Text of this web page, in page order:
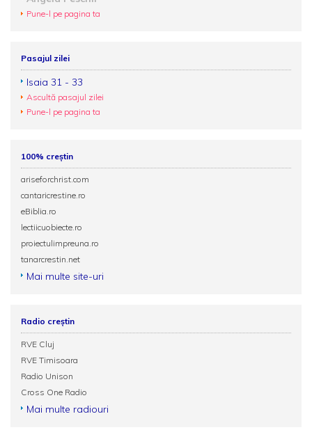
Pune-l pe pagina ta
Pasajul zilei
Isaia 31 - 33
Ascultă pasajul zilei
Pune-l pe pagina ta
100% creștin
ariseforchrist.com
cantaricrestine.ro
eBiblia.ro
lectiicuobiecte.ro
proiectulimpreuna.ro
tanarcrestin.net
Mai multe site-uri
Radio creștin
RVE Cluj
RVE Timisoara
Radio Unison
Cross One Radio
Mai multe radiouri